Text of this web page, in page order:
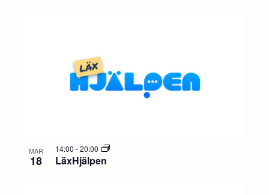
MAR
18 LäxHjälpen
14:00 -20:00